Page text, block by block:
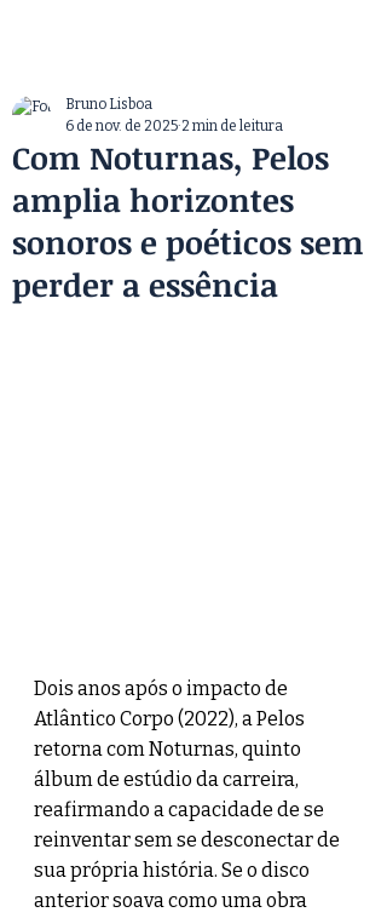
Com Noturnas, Pelos
amplia horizontes
sonoros e poéticos sem
perder a essência
Bruno Lisboa
6 de nov. de 2025 2 min de leitura
Dois anos após o impacto de
Atlântico Corpo (2022), a Pelos
retorna com Noturnas, quinto
álbum de estúdio da carreira,
reafirmando a capacidade de se
reinventar sem se desconectar de
sua própria história. Se o disco
anterior soava como uma obra